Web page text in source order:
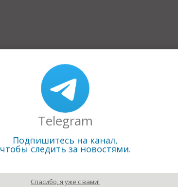
Telegram
Подпишитесь на канал,
чтобы следить за новостями.
Спасибо, я уже с вами!